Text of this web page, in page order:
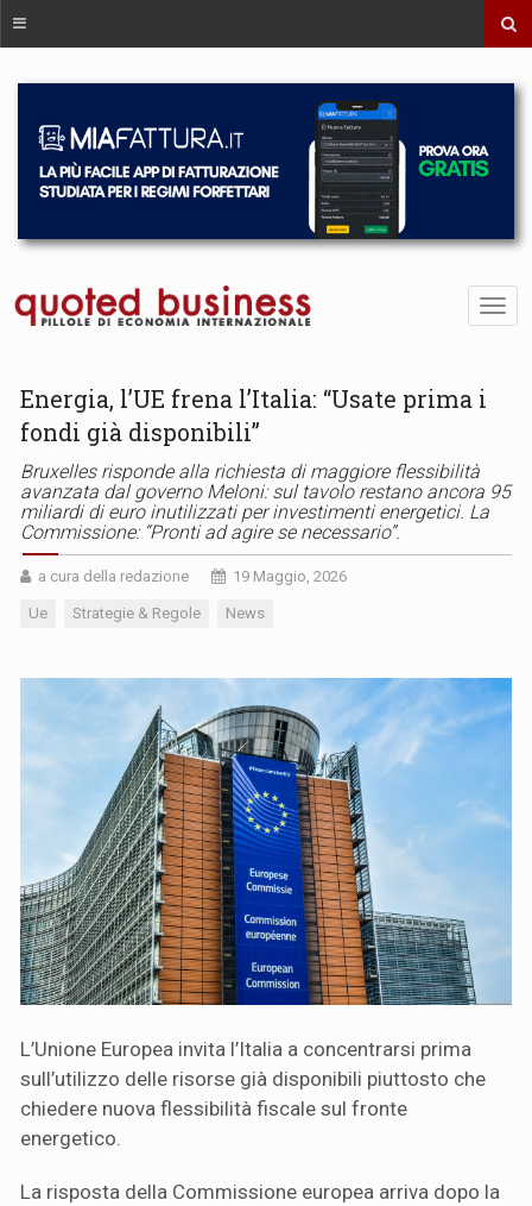
Energia, l’UE frena l’Italia: “Usate prima i
fondi già disponibili”
Bruxelles risponde alla richiesta di maggiore flessibilità
avanzata dal governo Meloni: sul tavolo restano ancora 95
miliardi di euro inutilizzati per investimenti energetici. La
Commissione: “Pronti ad agire se necessario”.
a cura della redazione 19 Maggio, 2026
Ue Strategie & Regole News
L’Unione Europea invita l’Italia a concentrarsi prima
sull’utilizzo delle risorse già disponibili piuttosto che
chiedere nuova flessibilità fiscale sul fronte
energetico.
La risposta della Commissione europea arriva dopo la